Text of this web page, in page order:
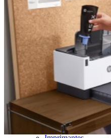
Ordinateurs portables
Ordinateurs de bureau
Promotions